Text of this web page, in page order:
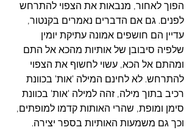
הפוך לאחור, מנבאות את הצפוי להתרחש
לפנים. גם אם הדברים נאמרים בקנטור,
עדיין הם חושפים אמונה עתיקת יומין
שלפיה סיבובן של אותיות מהכא אל התם
ומהתם אל הכא, עשוי לחשוף את הצפוי
להתרחש. לא לחינם המילה 'אות' בכוונת
רכיב בתוך מילה, זהה למילה 'אות' בכוונת
סימן ומופת, שהרי האותות קדמו למופתים,
וכך גם משמעות האותיות בספר יצירה.